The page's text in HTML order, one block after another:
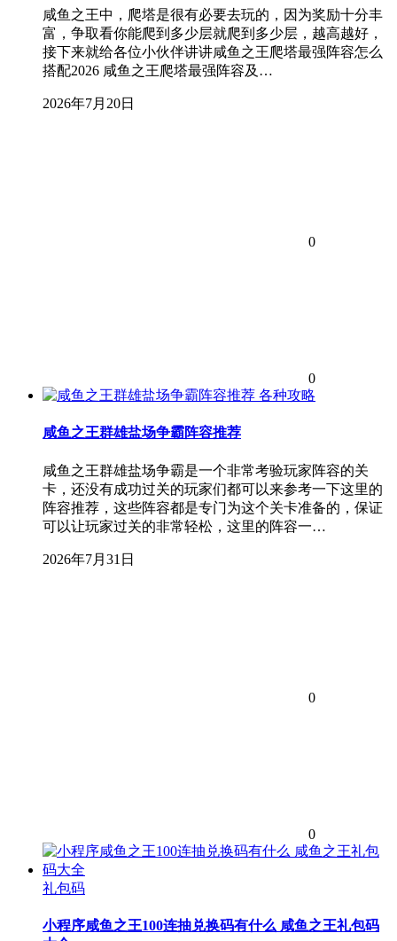
咸鱼之王中，爬塔是很有必要去玩的，因为奖励十分丰
富，争取看你能爬到多少层就爬到多少层，越高越好，
接下来就给各位小伙伴讲讲咸鱼之王爬塔最强阵容怎么
搭配2026 咸鱼之王爬塔最强阵容及…
2026年7月20日
0
0
各种攻略
咸鱼之王群雄盐场争霸阵容推荐
咸鱼之王群雄盐场争霸是一个非常考验玩家阵容的关
卡，还没有成功过关的玩家们都可以来参考一下这里的
阵容推荐，这些阵容都是专门为这个关卡准备的，保证
可以让玩家过关的非常轻松，这里的阵容一…
2026年7月31日
0
0
礼包码
小程序咸鱼之王100连抽兑换码有什么 咸鱼之王礼包码